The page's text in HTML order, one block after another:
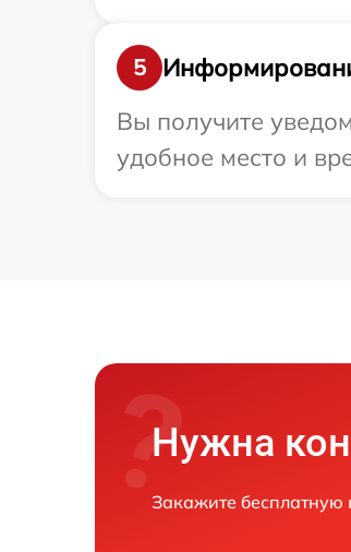
5
Вы получите
удобное место и
Нужна
Закажите бесплатную